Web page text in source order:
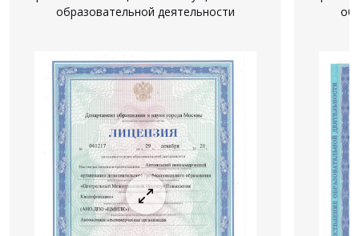
образовательной деятельности